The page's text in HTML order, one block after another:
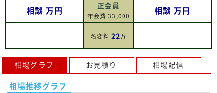
相談 万円 正会員
年会費 33,000
名変料22万
相談 万円
相場グラフ お見積り 相場配信
相場推移グラフ